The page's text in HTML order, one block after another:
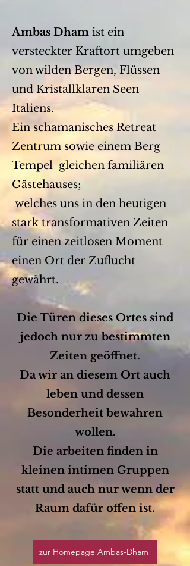
Ambas Dham ist ein
versteckter Kraftort umgeben
von wilden Bergen, Flüssen
und Kristallklaren Seen
Italiens.
Ein schamanisches Retreat
Zentrum sowie einem Berg
Tempel gleichen familiären
Gästehauses;
welches uns in den heutigen
stark transformativen Zeiten
für einen zeitlosen Moment
einen Ort der Zuflucht
gewährt.
Die Türen dieses Ortes sind
jedoch nur zu bestimmten
Zeiten geöffnet.
Da wir an diesem Ort auch
leben und dessen
Besonderheit bewahren
wollen.
Die arbeiten finden in
kleinen intimen Gruppen
statt und auch nur wenn der
Raum dafür offen ist.
zur Homepage Ambas-Dham